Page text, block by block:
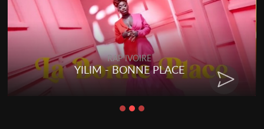
RAP IVOIRE
YILIM - BONNE PLACE